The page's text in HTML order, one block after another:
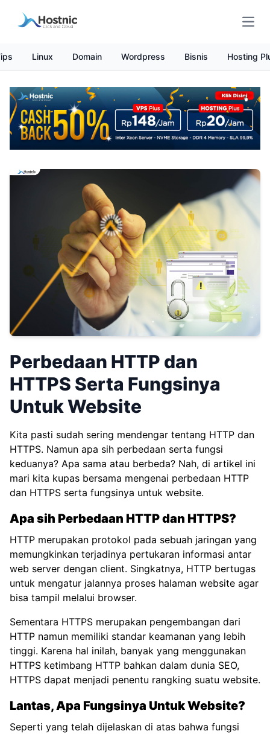
Linux Domain Wordpress Bisnis Hosting
Perbedaan HTTP dan
HTTPS Serta Fungsinya
Untuk Website
Kita pasti sudah sering mendengar tentang HTTP dan
HTTPS. Namun apa sih perbedaan serta fungsi
keduanya? Apa sama atau berbeda? Nah, di artikel ini
mari kita kupas bersama mengenai perbedaan HTTP
dan HTTPS serta fungsinya untuk website.
Apa sih Perbedaan HTTP dan HTTPS?
HTTP merupakan protokol pada sebuah jaringan yang
memungkinkan terjadinya pertukaran informasi antar
web server dengan client. Singkatnya, HTTP bertugas
untuk mengatur jalannya proses halaman website agar
bisa tampil melalui browser.
Sementara HTTPS merupakan pengembangan dari
HTTP namun memiliki standar keamanan yang lebih
tinggi. Karena hal inilah, banyak yang menggunakan
HTTPS ketimbang HTTP bahkan dalam dunia SEO,
HTTPS dapat menjadi penentu rangking suatu website.
Lantas, Apa Fungsinya Untuk Website?
Seperti yang telah dijelaskan di atas bahwa fungsi